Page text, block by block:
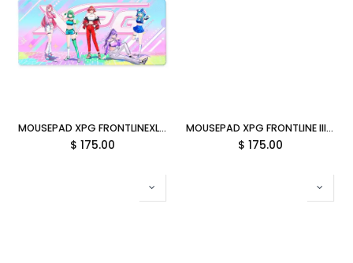
MOUSEPAD XPG FRONTLINEXL XTREME SAGA 05 MICROFIBRA 900MMX400MMX3MM FRONTLINEXL XTREMESAGA05-BKCWW SIN GARANTIA
$ 175.00
MOUSEPAD XPG FRONTLINE III MICROFIBRA XL 900MMX400MMX3MM NEGRO FRONTLINE III XL-BKCWW SIN GARANTIA
$ 175.00